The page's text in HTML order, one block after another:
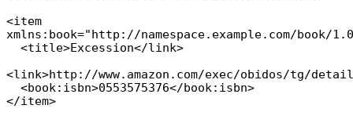
<item
xmlns:book="http://namespace.example.com/book/
<link>http://www.amazon.com/exec/obidos/tg/